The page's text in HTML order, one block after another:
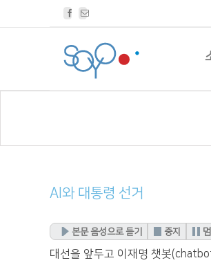
Facebook
AI와 대통령 선거
본문 음성으로 듣기 중지
대선을 앞두고 이재명 챗봇